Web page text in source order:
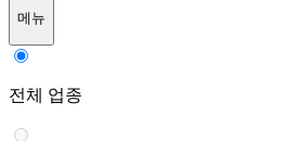
메뉴
전체 업종